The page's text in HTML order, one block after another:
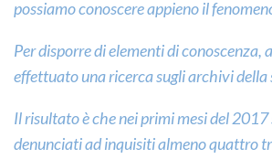
possiamo conoscere appieno il
Per disporre di elementi di conoscenza,
effettuato una ricerca sugli archivi
Il risultato è che nei primi mesi del
denunciati ad inquisiti almeno quattro